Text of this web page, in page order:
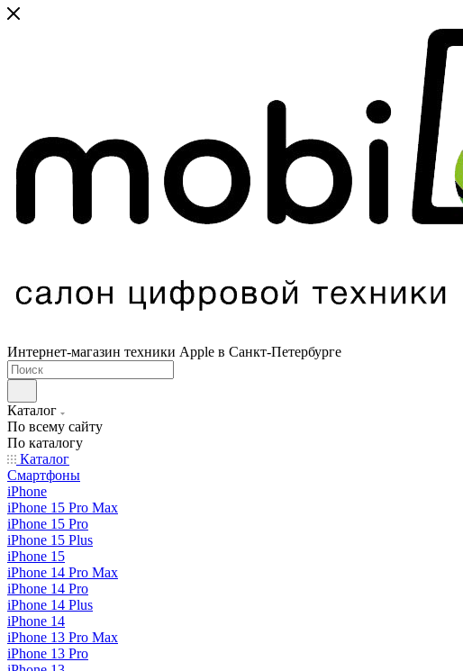
Интернет-магазин техники Apple в Санкт-Петербурге
Каталог
По всему сайту
По каталогу
Каталог
Смартфоны
iPhone
iPhone 15 Pro Max
iPhone 15 Pro
iPhone 15 Plus
iPhone 15
iPhone 14 Pro Max
iPhone 14 Pro
iPhone 14 Plus
iPhone 14
iPhone 13 Pro Max
iPhone 13 Pro